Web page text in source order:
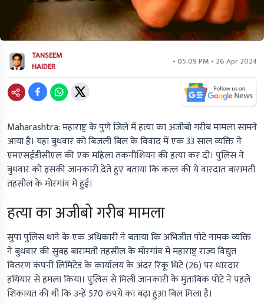
TANSEEM
HAIDER
• 05:09 PM • 26 Apr 2024
Maharashtra:महाराष्ट्र के पुणे जिले में हत्या का अजीबो गरीब मामला सामने
आया है। यहां बुधवार को बिजली बिल के विवाद में एक 33 साल व्यक्ति ने
एमएसईडीसीएल की एक महिला तकनीशियन की हत्या कर दी। पुलिस ने
बुधवार को इसकी जानकारी देते हुए बताया कि कत्ल की ये वारदात बारामती
तहसील के मोरगांव में हुई।
हत्या का अजीबो गरीब मामला
सुपा पुलिस थाने के एक अधिकारी ने बताया कि अभिजीत पोटे नामक व्यक्ति
ने बुधवार की सुबह बारामती तहसील के मोरगांव में महाराष्ट्र राज्य विद्युत
वितरण कंपनी लिमिटेड के कार्यालय के अंदर रिंकू थिटे (26) पर धारदार
हथियार से हमला किया। पुलिस से मिली जानकारी के मुताबिक पोटे ने पहले
शिकायत की थी कि उन्हें 570 रुपये का बढ़ा हुआ बिल मिला है।